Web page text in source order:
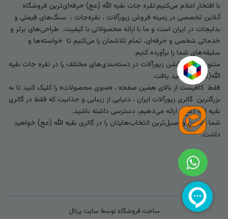
با افتخار اعلام می‌کنیم:نقره جات بقیه الله (عج) حرفه‌ای‌ترین فروشگاه
آنلاین تخصصی در زمینه فروش زیورآلات ، نقره‌جات ، سنگ‌های قیمتی و
بدلیجات در ایران است و ما با ارائه محصولاتی با کیفیت، طراحی‌های برتر و
خدماتی شخصی و حرفه‌ای، تمام تلاشمان را می‌کنیم تا خواسته‌ها و
سلیقه‌های شما را برآورده کنیم.
متنوع‌ترین کالکشن زیورآلات در دسته‌بندی‌های مختلف را در نقره جات بقیه
الله(عج) خواهید یافت.
فقط کافیست از بالای همین صفحه ، «منوی محصولات» را کلیک کنید تا به
بزرگترین گالری زیورآلات ایران ، دنیایی از زیبایی و جذابیت که فقط در گالری
بقیه الله (عج) ارائه می‌دهیم، دسترسی داشته باشید.
شما بهترین و اصیل‌ترین انتخاب‌هایتان را در گالری بقیه الله (عج) خواهید
داشت.
ساخت فروشگاه توسط سایت پرتال